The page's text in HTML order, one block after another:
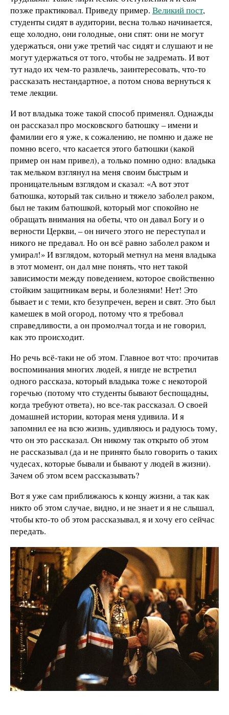
позже практиковал. Приведу пример. Великий пост,
студенты сидят в аудитории, весна только начинается,
еще холодно, они голодные, они спят: они не могут
удержаться, они уже третий час сидят и слушают и не
могут удержаться от того, чтобы не задремать. И вот
тут надо их чем-то развлечь, заинтересовать, что-то
рассказать нестандартное, а потом снова вернуться к
теме лекции.
И вот владыка тоже такой способ применял. Однажды
он рассказал про московского батюшку – имени и
фамилии его я уже, к сожалению, не помню и даже не
помню всего, что касается этого батюшки (какой
пример он нам привел), а только помню одно: владыка
так мельком взглянул на меня своим быстрым и
проницательным взглядом и сказал: «А вот этот
батюшка, который так сильно и тяжело заболел раком,
был не таким батюшкой, который мог спокойно не
обращать внимания на обеты, что он давал Богу и о
верности Церкви, – он ничего этого не переступал и
никого не предавал. Но он всё равно заболел раком и
умирал!» И взглядом, который метнул на меня владыка
в этот момент, он дал мне понять, что нет такой
зависимости между поведением, которое свойственно
стойким защитникам веры, и болезнями! Нет! Это
бывает и с теми, кто безупречен, верен и свят. Это был
камешек в мой огород, потому что я требовал
справедливости, а он промолчал тогда и не говорил,
как это происходит.
Но речь всё-таки не об этом. Главное вот что: прочитав
воспоминания многих людей, я нигде не встретил
одного рассказа, который владыка тоже с некоторой
горечью (потому что студенты бывают беспощадны,
когда требуют ответа), но все-так рассказал. О своей
домашней истории, которая меня удивила. И я
запомнил ее на всю жизнь, удивляюсь и радуюсь тому,
что он это рассказал. Он никому так открыто об этом
не рассказывал (да и не принято было говорить о таких
чудесах, которые бывали и бывают у людей в жизни).
Зачем об этом всем рассказывать?
Вот я уже сам приближаюсь к концу жизни, а так как
никто об этом случае, видно, и не знает и я не слышал,
чтобы кто-то об этом рассказывал, я и хочу его сейчас
передать.